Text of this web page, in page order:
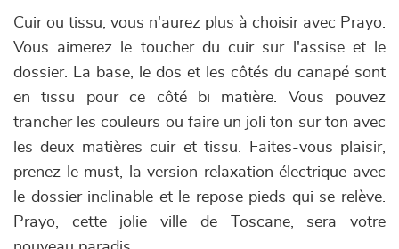
Cuir ou tissu, vous n'aurez plus à choisir avec Prayo.
Vous aimerez le toucher du cuir sur l'assise et le
dossier. La base, le dos et les côtés du canapé sont
en tissu pour ce côté bi matière. Vous pouvez
trancher les couleurs ou faire un joli ton sur ton avec
les deux matières cuir et tissu. Faites-vous plaisir,
prenez le must, la version relaxation électrique avec
le dossier inclinable et le repose pieds qui se relève.
Prayo, cette jolie ville de Toscane, sera votre